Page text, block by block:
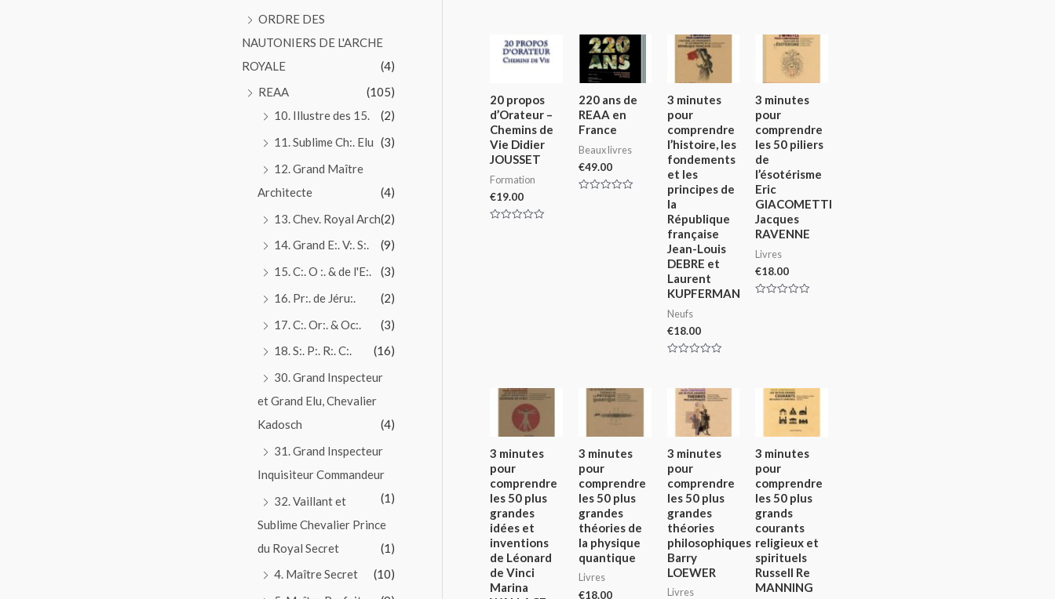
ORDRE DES
NAUTONIERS DE L'ARCHE
ROYALE
(4)
REAA
(105)
10. Illustre des 15.
(2)
11. Sublime Ch:. Elu (3)
12. Grand Maître
Architecte
(4)
13. Chev. Royal Arch(2)
14. Grand E:. V:. S:.
(9)
15. C:. O :. & de l'E:.
(3)
16. Pr:. de Jéru:.
(2)
17. C:. Or:. & Oc:.
(3)
18. S:. P:. R:. C:.
(16)
30. Grand Inspecteur
et Grand Elu, Chevalier
Kadosch
(4)
31. Grand Inspecteur
Inquisiteur Commandeur
(1)
32. Vaillant et
Sublime Chevalier Prince
du Royal Secret
(1)
4. Maître Secret
(10)
of
20 propos
d’Orateur –
Chemins de
Vie Didier
JOUSSET
Formation
€19.00
220 ans de
REAA en
France
Beaux livres
€49.00
3 minutes
pour
comprendre
l’histoire, les
fondements
et les
principes de
la
République
française
Jean-Louis
DEBRE et
Laurent
KUPFERMAN
Neufs
€18.00
of
3 minutes
pour
comprendre
les 50 piliers
de
l’ésotérisme
Eric
GIACOMETTI
Jacques
RAVENNE
Livres
€18.00
3 minutes
pour
comprendre
les 50 plus
grandes
idées et
inventions
de Léonard
de Vinci
Marina
3 minutes
pour
comprendre
les 50 plus
grandes
théories de
la physique
quantique
Livres
€18.00
3 minutes
pour
comprendre
les 50 plus
grandes
théories
philosophiques
Barry
LOEWER
Livres
3 minutes
pour
comprendre
les 50 plus
grands
courants
religieux et
spirituels
Russell Re
MANNING